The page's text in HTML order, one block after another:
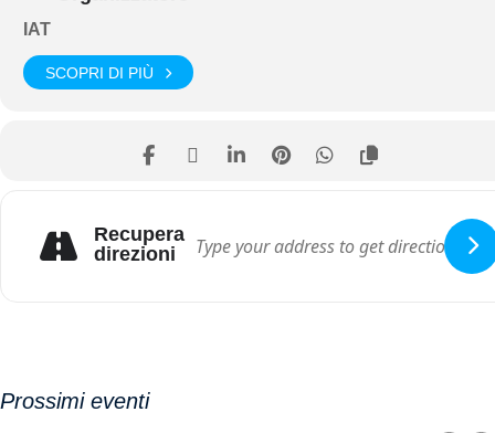
IAT
SCOPRI DI PIÙ
Recupera
direzioni
Prossimi eventi